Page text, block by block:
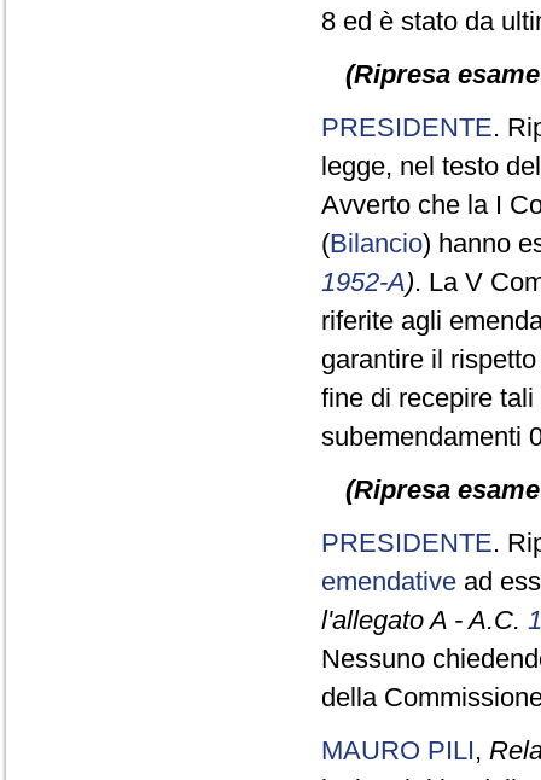
8 ed è stato da
(Ripresa
PRESIDENTE.
legge, nel testo
Avverto che la I
(Bilancio) hanno
1952-A). La V
riferite agli
garantire il
fine di recepire
subemendamenti
(Ripresa
PRESIDENTE.
emendative ad
l'allegato A - A.C.
Nessuno
della
MAURO PILI,